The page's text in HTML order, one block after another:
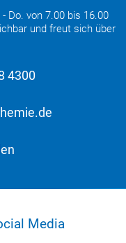
Do. von 7.00 bis 16.00
und freut sich über
4300
Media